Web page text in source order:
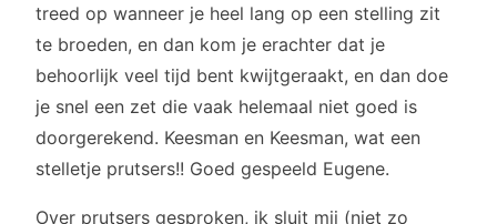
treed op wanneer je heel lang op een stelling zit
te broeden, en dan kom je erachter dat je
behoorlijk veel tijd bent kwijtgeraakt, en dan doe
je snel een zet die vaak helemaal niet goed is
doorgerekend. Keesman en Keesman, wat een
stelletje prutsers!! Goed gespeeld Eugene.
Over prutsers gesproken, ik sluit mij (niet zo